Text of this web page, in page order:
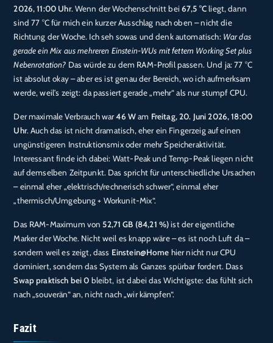
2026, 11:00 Uhr. Wenn der Wochenschnitt bei67,5 °Cliegt, dann
sind 77 °C für mich ein kurzer Ausschlag nach oben – nicht die
Richtung der Woche. Ich seh sowas und denk automatisch: War das
gerade ein Mix aus mehreren Einstein-WUs mit fettem Working Set plus
Nebenrotation? Das würde zu dem RAM-Profil passen. Und ja: 77 °C
ist absolut okay – aber es ist genau der Bereich, wo ich aufmerksam
werde, weil’s zeigt: da passiert gerade „mehr“ als nur stumpf CPU.
Der maximale Verbrauch war46 Wam Freitag, 20. Juni 2026, 18:00
Uhr. Auch das ist nicht dramatisch, eher ein Fingerzeig auf einen
ungünstigeren Instruktionsmix oder mehr Speicheraktivität.
Interessant finde ich dabei: Watt-Peak und Temp-Peak liegen nicht
auf demselben Zeitpunkt. Das spricht für unterschiedliche Ursachen
– einmal eher „elektrisch/rechnerisch schwer“, einmal eher
„thermisch/Umgebung + Workunit-Mix“.
Das RAM-Maximum von 52,71 GB (84,21 %)ist der eigentliche
Marker der Woche. Nicht weil es knapp wäre – es ist noch Luft da –
sondern weil es zeigt, dass Einstein@Home hier nicht nur CPU
dominiert, sondern das System als Ganzes spürbar fordert. Dass
Swap praktisch bei 0 bleibt, ist dabei das Wichtigste: das fühlt sich
nach „souverän“ an, nicht nach „wir kämpfen“.
Fazit